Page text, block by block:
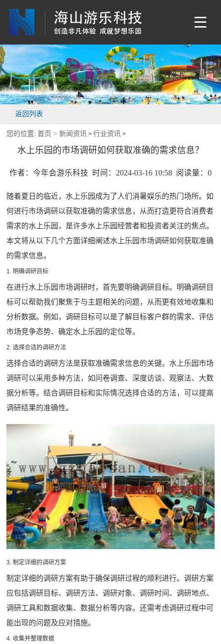
返回列表
您的位置: 首页 >新闻资讯 >行业资讯 >
水上乐园的市场调研如何获取准确的需求信息？
作者：今年会游乐科技 时间：2024-03-16 10:58 阅读量： 0
随着夏日的临近，水上乐园成为了人们消暑娱乐的热门场所。如
何进行市场调研以获取准确的需求信息，从而打造更符合消费者
需求的水上乐园，是许多水上乐园经营者和投资者关注的焦点。
本文将从以下几个方面详细阐述水上乐园市场调研如何获取准确
的需求信息。
1. 明确调研目标
在进行水上乐园市场调研时，首先要明确调研目标。明确调研目
标可以帮助我们聚焦于与主题相关的问题，从而更有效地收集和
分析数据。例如，调研目标可以是了解目标客户群的需求、评估
市场竞争态势、确定水上乐园的定位等。
2. 选择合适的调研方法
选择合适的调研方法是获取准确需求信息的关键。水上乐园市场
调研可以采用多种方法，如问卷调查、深度访谈、观察法、大数
据分析等。结合调研目标和实际情况选择合适的方法，可以提高
调研结果的准确性。
3. 制定详细的调研方案
制定详细的调研方案有助于确保调研过程的顺利进行。调研方案
应包括调研目标、调研方法、调研对象、调研时间、调研地点、
调研工具和数据收集、数据分析等内容。还需考虑调研过程中可
能出现的问题及应对措施。
4. 收集并整理数据